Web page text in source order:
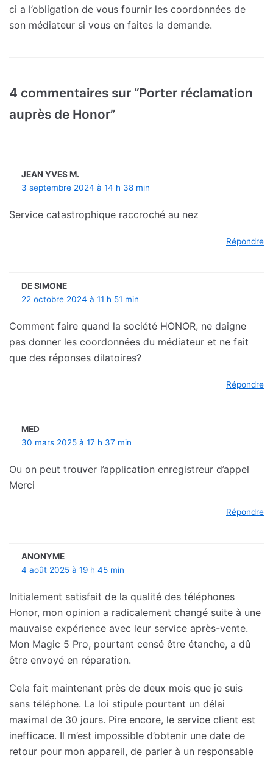
ci a l’obligation de vous fournir les coordonnées de
son médiateur si vous en faites la demande.
4 commentaires sur “Porter réclamation
auprès de Honor”
JEAN YVES M.
3 septembre 2024 à 14 h 38 min
Service catastrophique raccroché au nez
Répondre
DE SIMONE
22 octobre 2024 à 11 h 51 min
Comment faire quand la société HONOR, ne daigne
pas donner les coordonnées du médiateur et ne fait
que des réponses dilatoires?
Répondre
MED
30 mars 2025 à 17 h 37 min
Ou on peut trouver l’application enregistreur d’appel
Merci
Répondre
ANONYME
4 août 2025 à 19 h 45 min
Initialement satisfait de la qualité des téléphones
Honor, mon opinion a radicalement changé suite à une
mauvaise expérience avec leur service après-vente.
Mon Magic 5 Pro, pourtant censé être étanche, a dû
être envoyé en réparation.
Cela fait maintenant près de deux mois que je suis
sans téléphone. La loi stipule pourtant un délai
maximal de 30 jours. Pire encore, le service client est
inefficace. Il m’est impossible d’obtenir une date de
retour pour mon appareil, de parler à un responsable